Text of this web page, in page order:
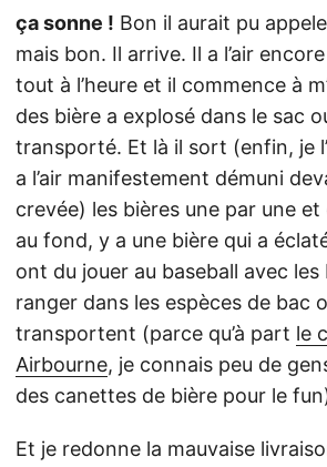
ça sonne ! Bon il aurait pu
mais bon. Il arrive. Il a l’air
tout à l’heure et il commence à
des bière a explosé dans le sac
transporté. Et là il sort (enfin, je
a l’air manifestement démuni
crevée) les bières une par une
au fond, y a une bière qui a
ont du jouer au baseball avec les
ranger dans les espèces de bac
transportent (parce qu’à part le
Airbourne, je connais peu de
des canettes de bière pour le
Et je redonne la mauvaise